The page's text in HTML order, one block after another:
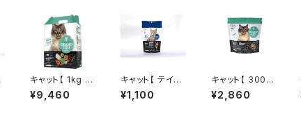
キャット【 1kg 】
フィッシュ - FIS
H -
¥9,460
キャット【 テイス
ティング(100g)
】サーフ&ターフ
¥1,100
キャット【 300g
】フィッシュ - FI
SH -
¥2,860